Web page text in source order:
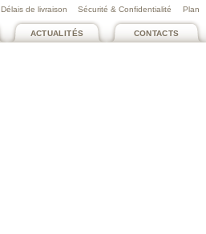
Plan
Délais de livraison Sécurité & Confidentialité
CONTACTS
ACTUALITÉS